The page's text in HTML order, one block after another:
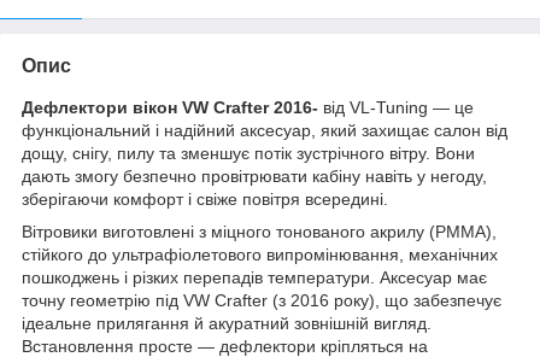
Опис
Дефлектори вікон VW Crafter 2016- від VL-Tuning — це
функціональний і надійний аксесуар, який захищає салон від
дощу, снігу, пилу та зменшує потік зустрічного вітру. Вони
дають змогу безпечно провітрювати кабіну навіть у негоду,
зберігаючи комфорт і свіже повітря всередині.
Вітровики виготовлені з міцного тонованого акрилу (PMMA),
стійкого до ультрафіолетового випромінювання, механічних
пошкоджень і різких перепадів температури. Аксесуар має
точну геометрію під VW Crafter (з 2016 року), що забезпечує
ідеальне прилягання й акуратний зовнішній вигляд.
Встановлення просте — дефлектори кріпляться на